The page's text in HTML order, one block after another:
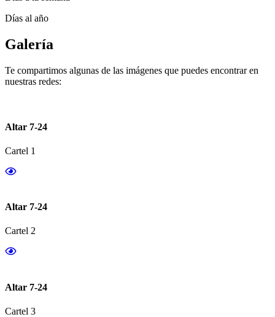
Días al año
Galería
Te compartimos algunas de las imágenes que puedes encontrar en
nuestras redes:
Altar 7-24
Cartel 1
Altar 7-24
Cartel 2
Altar 7-24
Cartel 3